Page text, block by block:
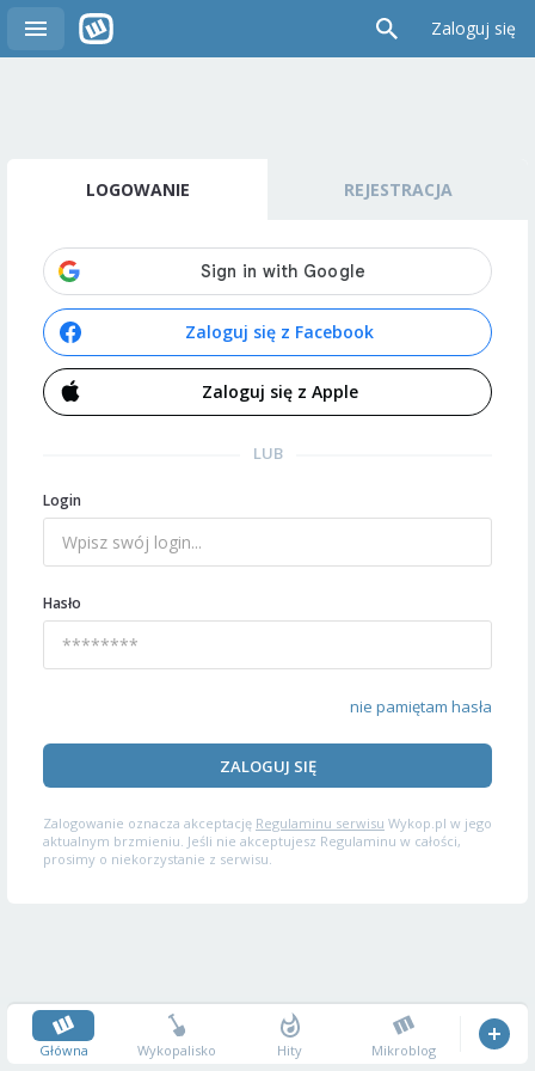
Zaloguj się
LOGOWANIE REJESTRACJA
Zaloguj się z Facebook
Zaloguj się z Apple
LUB
Login
Hasło
nie pamiętam hasła
ZALOGUJ SIĘ
Zalogowanie oznacza akceptację Regulaminu serwisu Wykop.pl w jego
aktualnym brzmieniu. Jeśli nie akceptujesz Regulaminu w całości,
prosimy o niekorzystanie z serwisu.
Główna Wykopalisko Hity Mikroblog